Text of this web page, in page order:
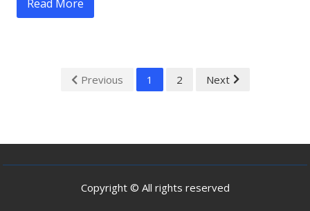
Read More
Previous 1 2 Next
Copyright © All rights reserved